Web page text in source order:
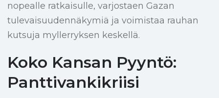
nopealle ratkaisulle, varjostaen Gazan
tulevaisuudennäkymiä ja voimistaa rauhan
kutsuja myllerryksen keskellä.
Koko Kansan Pyyntö:
Panttivankikriisi